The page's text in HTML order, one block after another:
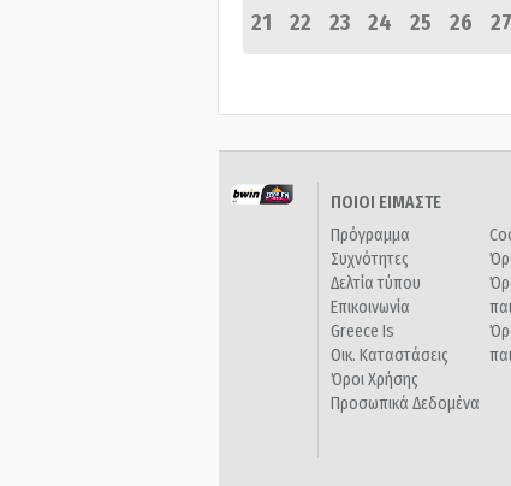
21
22 23 24 25 26 27
ΠΟΙΟΙ ΕΙΜΑΣΤΕ
Πρόγραμμα
Συχνότητες
Δελτία τύπου
Επικοινωνία
Greece Is
Οικ. Καταστάσεις
Όροι Χρήσης
Προσωπικά Δεδομένα